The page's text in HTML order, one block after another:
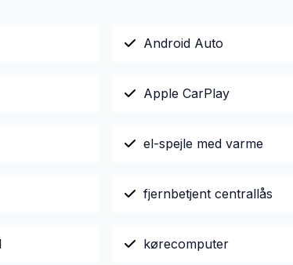
Android Auto
Apple CarPlay
el-spejle med varme
fjernbetjent centrallås
kørecomputer